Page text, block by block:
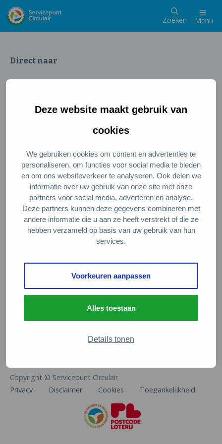
Deze website maakt gebruik van
cookies
We gebruiken cookies om content en advertenties te
personaliseren, om functies voor social media te bieden
en om ons websiteverkeer te analyseren. Ook delen we
informatie over uw gebruik van onze site met onze
partners voor social media, adverteren en analyse.
Deze partners kunnen deze gegevens combineren met
andere informatie die u aan ze heeft verstrekt of die ze
hebben verzameld op basis van uw gebruik van hun
services.
Voorkeuren aanpassen
Alles toestaan
Details tonen
Zoeken Menu
Direct naar
Wat is een circulaire samenleving
Meedoen als ondernemer
Circulaire producten en diensten
Wie zijn wij?
Over ons
Stel je vraag
Servicepunt Team
Veelgestelde vragen
De Natuur en Milieufederaties
Arthur van Schendelstraat 600
info@natuurenmilieufederaties.nl
Copyright © Servicepunt Circulair
Privacy
Disclaimer Cookies Toegankelijkheid